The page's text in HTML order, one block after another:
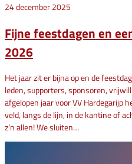
24 december 2025
Fijne feestdagen en
2026
Het jaar zit er bijna op en de
leden, supporters, sponsoren,
afgelopen jaar voor VV Hardegarijp
veld, langs de lijn, in de kantine of
z’n allen! We sluiten…